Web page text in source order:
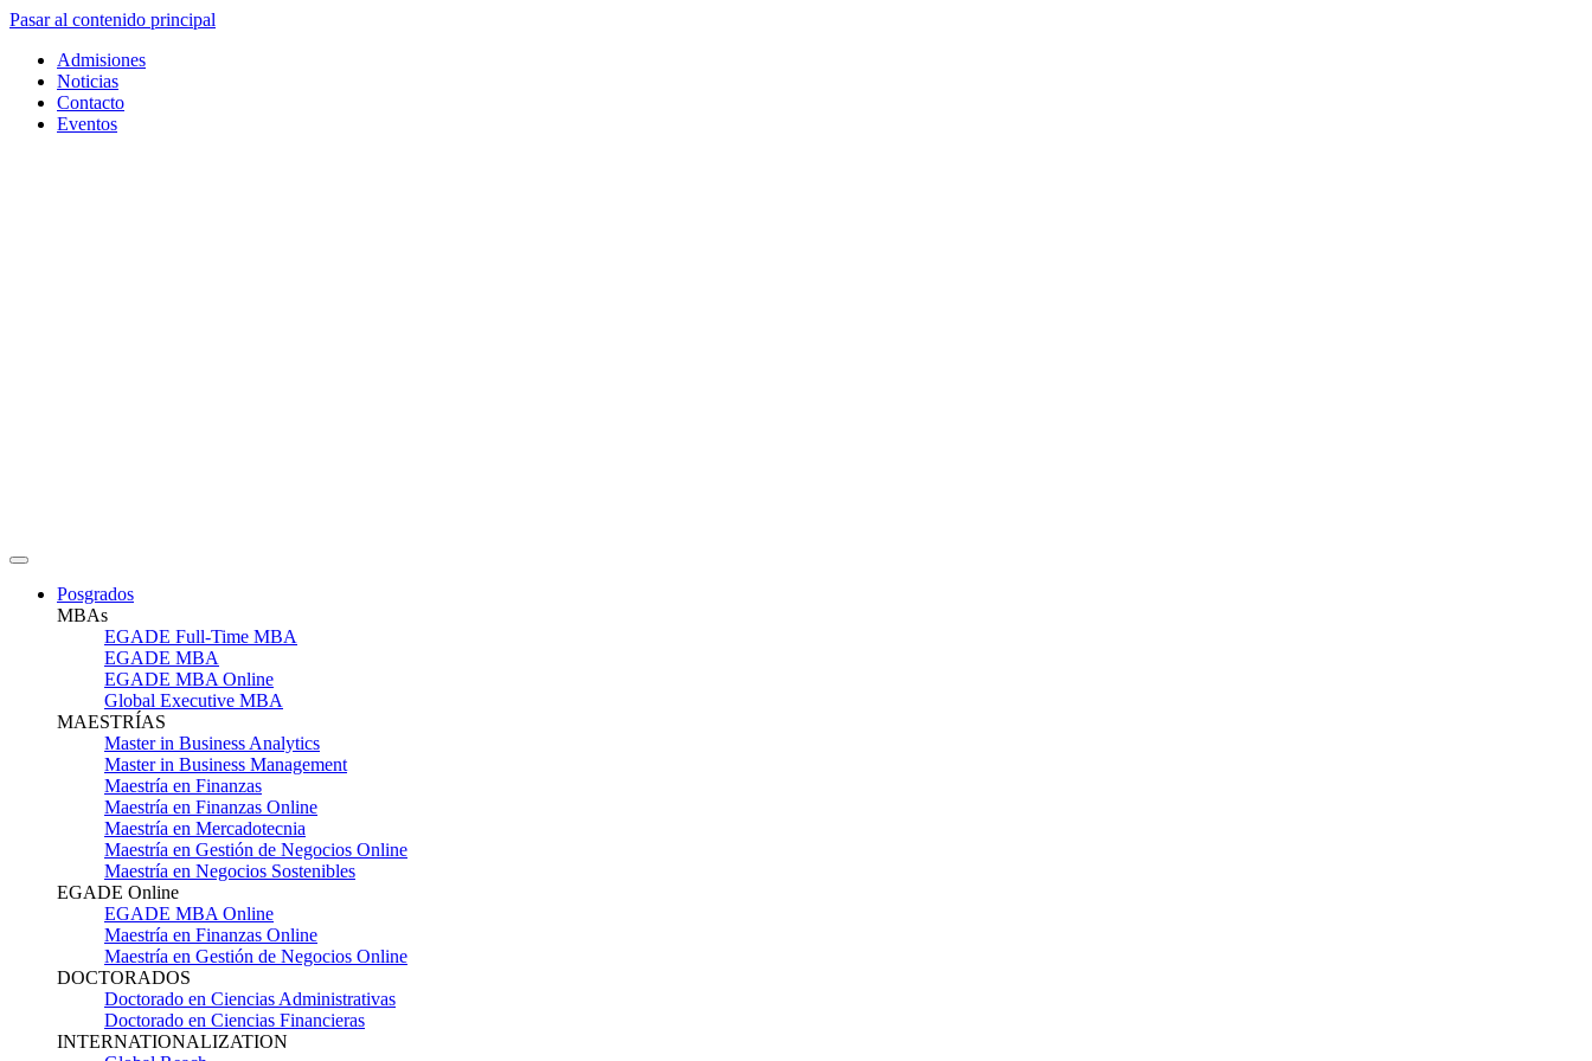
Pasar al contenido principal
Admisiones
Noticias
Contacto
Eventos
Posgrados
MBAs
EGADE Full-Time MBA
EGADE MBA
EGADE MBA Online
Global Executive MBA
MAESTRÍAS
Master in Business Analytics
Master in Business Management
Maestría en Finanzas
Maestría en Finanzas Online
Maestría en Mercadotecnia
Maestría en Gestión de Negocios Online
Maestría en Negocios Sostenibles
EGADE Online
EGADE MBA Online
Maestría en Finanzas Online
Maestría en Gestión de Negocios Online
DOCTORADOS
Doctorado en Ciencias Administrativas
Doctorado en Ciencias Financieras
INTERNATIONALIZATION